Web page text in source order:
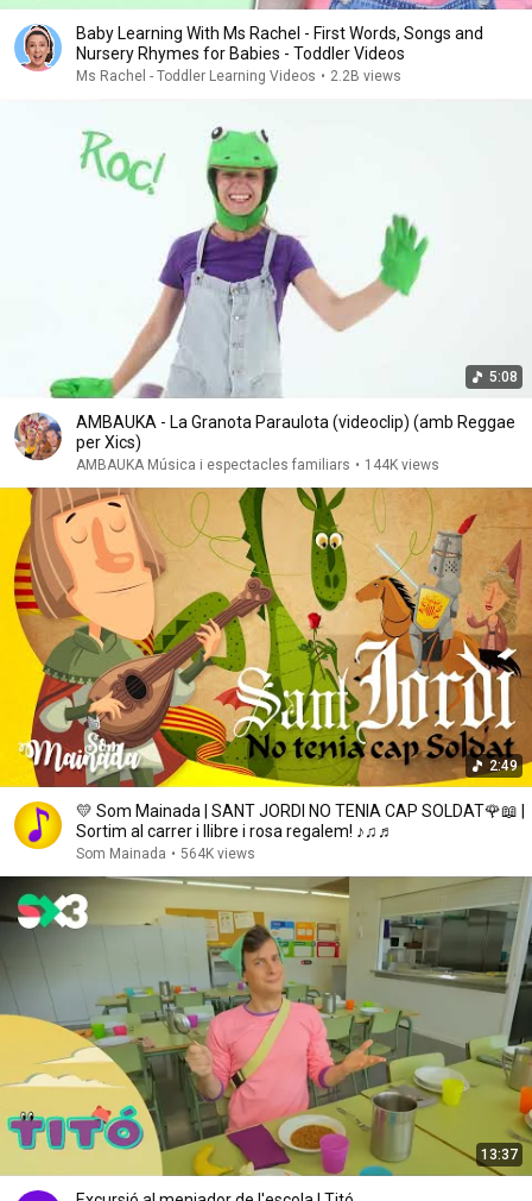
Baby Learning With Ms Rachel - First Words, Songs and
Nursery Rhymes for Babies - Toddler Videos
Ms Rachel - Toddler Learning Videos • 2.2B views
5:08
AMBAUKA - La Granota Paraulota (videoclip) (amb Reggae
per Xics)
AMBAUKA Música i espectacles familiars • 144K views
2:49
💛 Som Mainada | SANT JORDI NO TENIA CAP SOLDAT🌹📖 |
Sortim al carrer i llibre i rosa regalem! ♪♫♬
Som Mainada • 564K views
13:37